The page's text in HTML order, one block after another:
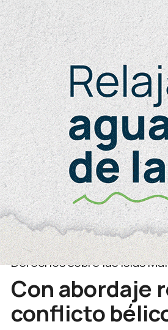
Jueves 6deAgostode 2026
Neuquinidad Gabinete
Educación
Derechos sobre las Islas
Con abordaje
conflicto